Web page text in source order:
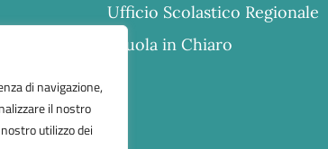
di navigazione,
il nostro
utilizzo dei
Ufficio Scolastico Regionale
Scuola in Chiaro